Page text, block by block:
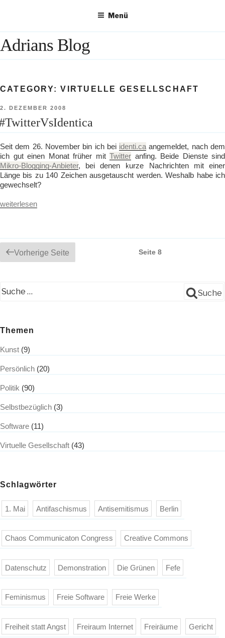
Menü
Adrians Blog
CATEGORY:VIRTUELLE GESELLSCHAFT
VERÖFFENTLICHT
AM
2. DEZEMBER 2008
Seit dem 26. November bin ich bei identi.ca angemeldet, nach dem
ich gut einen Monat früher mit Twitter anfing. Beide Dienste sind
Mikro-Blogging-Anbieter, bei denen kurze Nachrichten mit einer
Länge bis zu 140 Zeichen ausgetauscht werden. Weshalb habe ich
gewechselt?
„#TwitterVsIdentica“
weiterlesen
Beitrags-
Navigation
Vorherige Seite Seite 8
Suche
Themen
Kunst (9)
Persönlich (20)
Politik (90)
Selbstbezüglich (3)
Software (11)
Virtuelle Gesellschaft (43)
Schlagwörter
1. Mai Antifaschismus Antisemitismus Berlin
Chaos Communicaton Congress Creative Commons
Datenschutz Demonstration Die Grünen Fefe
Feminismus Freie Software Freie Werke
Freiheit statt Angst Freiraum Internet Freiräume Gericht